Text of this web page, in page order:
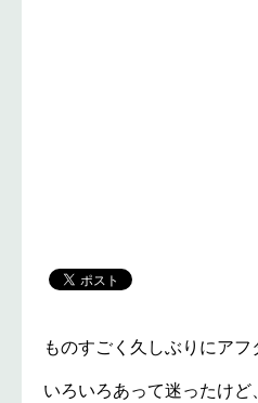
ものすごく久しぶりにアフ
いろいろあって迷ったけど、